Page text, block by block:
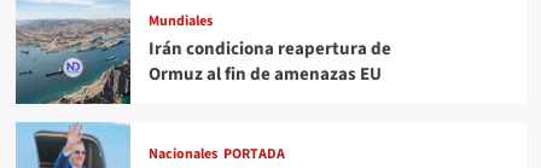
Mundiales
Irán condiciona reapertura de
Ormuz al fin de amenazas EU
Nacionales PORTADA